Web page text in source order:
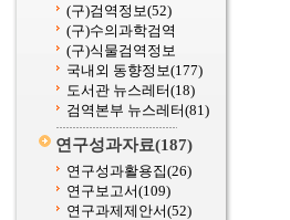
(구)검역정보(52)
(구)수의과학검역
(구)식물검역정보
국내외 동향정보(177)
도서관 뉴스레터(18)
검역본부 뉴스레터(81)
연구성과자료(187)
연구성과활용집(26)
연구보고서(109)
연구과제제안서(52)